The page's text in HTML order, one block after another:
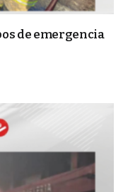
de emergencia